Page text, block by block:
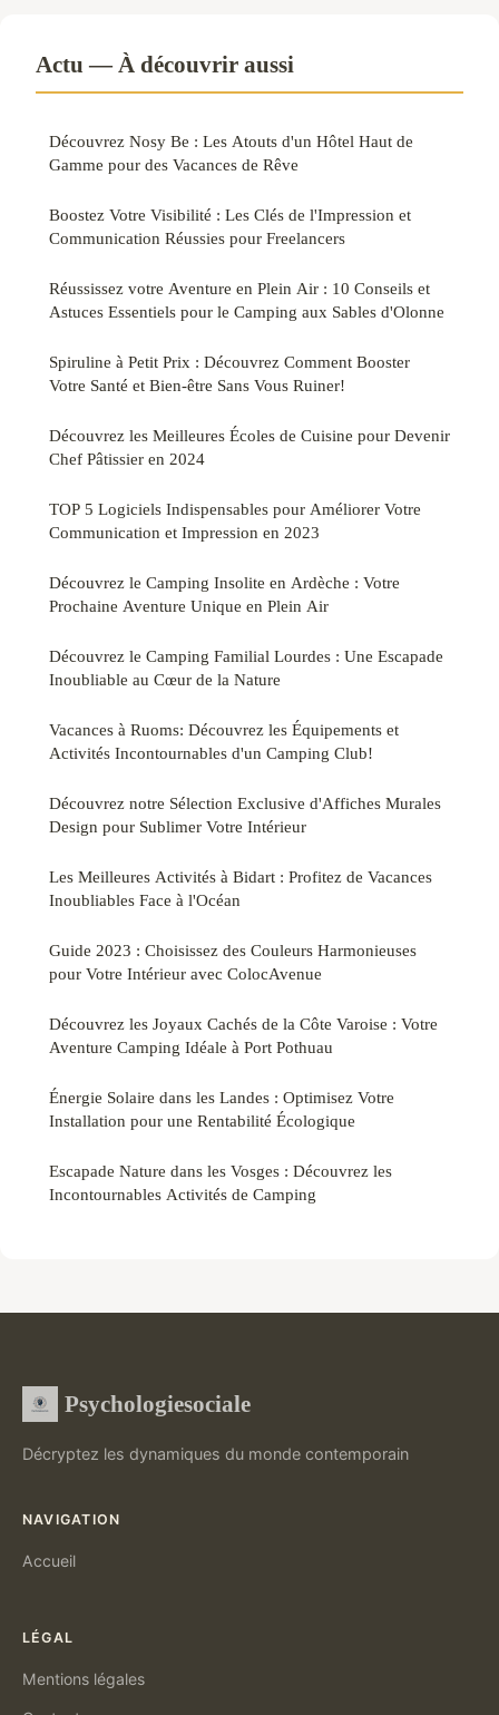
Actu — À découvrir aussi
Découvrez Nosy Be : Les Atouts d'un Hôtel Haut de
Gamme pour des Vacances de Rêve
Boostez Votre Visibilité : Les Clés de l'Impression et
Communication Réussies pour Freelancers
Réussissez votre Aventure en Plein Air : 10 Conseils et
Astuces Essentiels pour le Camping aux Sables d'Olonne
Spiruline à Petit Prix : Découvrez Comment Booster
Votre Santé et Bien-être Sans Vous Ruiner!
Découvrez les Meilleures Écoles de Cuisine pour Devenir
Chef Pâtissier en 2024
TOP 5 Logiciels Indispensables pour Améliorer Votre
Communication et Impression en 2023
Découvrez le Camping Insolite en Ardèche : Votre
Prochaine Aventure Unique en Plein Air
Découvrez le Camping Familial Lourdes : Une Escapade
Inoubliable au Cœur de la Nature
Vacances à Ruoms: Découvrez les Équipements et
Activités Incontournables d'un Camping Club!
Découvrez notre Sélection Exclusive d'Affiches Murales
Design pour Sublimer Votre Intérieur
Les Meilleures Activités à Bidart : Profitez de Vacances
Inoubliables Face à l'Océan
Guide 2023 : Choisissez des Couleurs Harmonieuses
pour Votre Intérieur avec ColocAvenue
Découvrez les Joyaux Cachés de la Côte Varoise : Votre
Aventure Camping Idéale à Port Pothuau
Énergie Solaire dans les Landes : Optimisez Votre
Installation pour une Rentabilité Écologique
Escapade Nature dans les Vosges : Découvrez les
Incontournables Activités de Camping
Psychologiesociale
Décryptez les dynamiques du monde contemporain
NAVIGATION
Accueil
LÉGAL
Mentions légales